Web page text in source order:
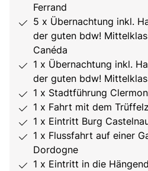
Ferrand
5 x Übernachtung inkl.
der guten bdw!
Canéda
1 x Übernachtung inkl.
der guten bdw!
1 x Stadtführung
1 x Fahrt mit dem
1 x Eintritt Burg
1 x Flussfahrt auf einer
Dordogne
1 x Eintritt in die